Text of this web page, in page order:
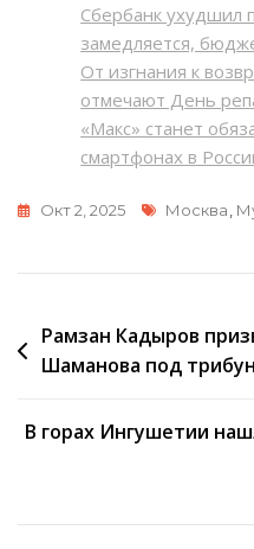
Сбербанк ухудшил
замедляется,
От изгнания к
отмечают День
«Макс» станет
смартфонах в
Окт 2, 2025 Метки
Москва
Навигация
по
Рамзан Кадыров
Шаманова под
В горах Ингушетии